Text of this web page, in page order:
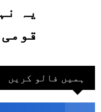
یہ
نہ
ہمیں فالو کریں